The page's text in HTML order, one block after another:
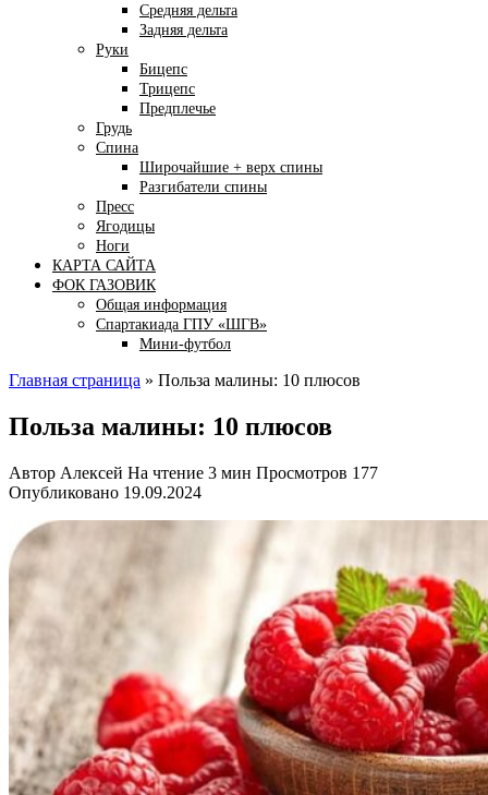
Средняя дельта
Задняя дельта
Руки
Бицепс
Трицепс
Предплечье
Грудь
Спина
Широчайшие + верх спины
Разгибатели спины
Пресс
Ягодицы
Ноги
КАРТА САЙТА
ФОК ГАЗОВИК
Общая информация
Спартакиада ГПУ «ШГВ»
Мини-футбол
Главная страница » Польза малины: 10 плюсов
Польза малины: 10 плюсов
Автор Алексей На чтение 3 мин Просмотров 177
Опубликовано 19.09.2024